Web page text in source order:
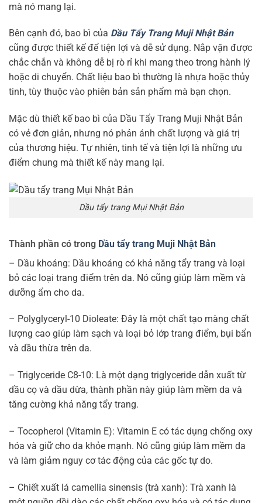
mà nó mang lại.
Bên cạnh đó, bao bì của Dầu Tẩy Trang Muji Nhật Bản
cũng được thiết kế để tiện lợi và dễ sử dụng. Nắp vặn được
chắc chắn và không dễ bị rò rỉ khi mang theo trong hành lý
hoặc di chuyển. Chất liệu bao bì thường là nhựa hoặc thủy
tinh, tùy thuộc vào phiên bản sản phẩm mà bạn chọn.
Mặc dù thiết kế bao bì của Dầu Tẩy Trang Muji Nhật Bản
có vẻ đơn giản, nhưng nó phản ánh chất lượng và giá trị
của thương hiệu. Tự nhiên, tinh tế và tiện lợi là những ưu
điểm chung mà thiết kế này mang lại.
Dầu tẩy trang Mụi Nhật Bản
Thành phần có trong Dầu tẩy trang Muji Nhật Bản
– Dầu khoáng: Dầu khoáng có khả năng tẩy trang và loại
bỏ các loại trang điểm trên da. Nó cũng giúp làm mềm và
dưỡng ẩm cho da.
– Polyglyceryl-10 Dioleate: Đây là một chất tạo màng chất
lượng cao giúp làm sạch và loại bỏ lớp trang điểm, bụi bẩn
và dầu thừa trên da.
– Triglyceride C8-10: Là một dạng triglyceride dẫn xuất từ
dầu cọ và dầu dừa, thành phần này giúp làm mềm da và
tăng cường khả năng tẩy trang.
– Tocopherol (Vitamin E): Vitamin E có tác dụng chống oxy
hóa và giữ cho da khỏe mạnh. Nó cũng giúp làm mềm da
và làm giảm nguy cơ tác động của các gốc tự do.
– Chiết xuất lá camellia sinensis (trà xanh): Trà xanh là